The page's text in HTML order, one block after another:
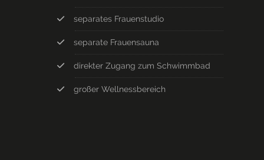
separates Frauenstudio
separate Frauensauna
direkter Zugang zum Schwimmbad
großer Wellnessbereich